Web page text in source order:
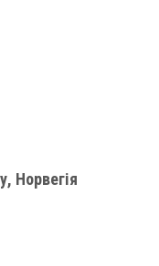
Норвегія